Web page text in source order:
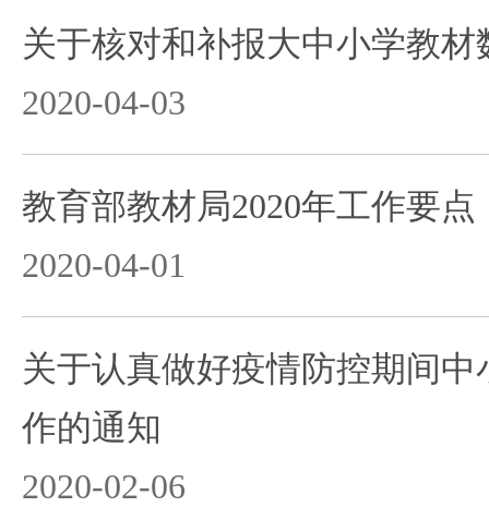
关于核对和补报大中小学教
2020-04-03
教育部教材局2020年工作要点
2020-04-01
关于认真做好疫情防控期间
作的通知
2020-02-06